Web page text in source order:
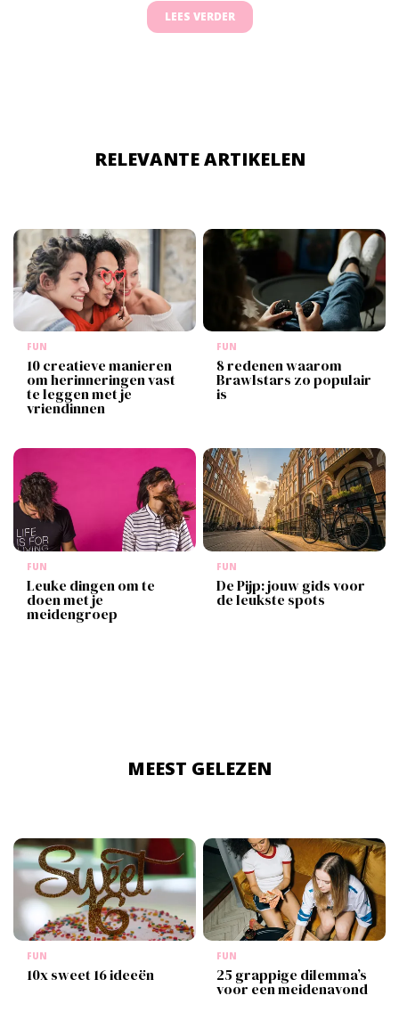
LEES VERDER
RELEVANTE ARTIKELEN
FUN
10 creatieve manieren
om herinneringen vast
te leggen met je
vriendinnen
FUN
8 redenen waarom
Brawlstars zo populair
is
FUN
Leuke dingen om te
doen met je
meidengroep
FUN
De Pijp: jouw gids voor
de leukste spots
MEEST GELEZEN
FUN
10x sweet 16 ideeën
FUN
25 grappige dilemma’s
voor een meidenavond